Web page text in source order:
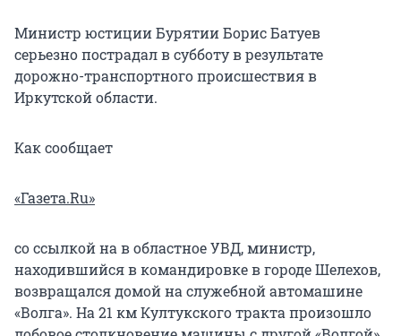
Министр юстиции Бурятии Борис Батуев
серьезно пострадал в субботу в результате
дорожно-транспортного происшествия в
Иркутской области.
Как сообщает
«Газета.Ru»
со ссылкой на в областное УВД, министр,
находившийся в командировке в городе Шелехов,
возвращался домой на служебной автомашине
«Волга». На 21 км Култукского тракта произошло